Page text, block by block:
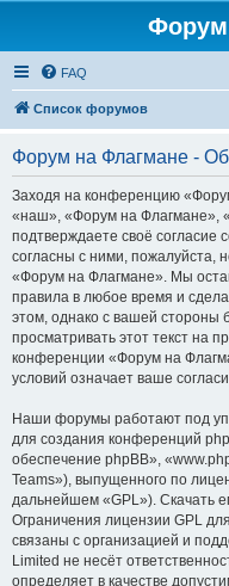
Форум
FAQ
Список форумов
Форум на Флагмане -
Заходя на конференцию
«наш», «Форум на Флагмане»,
подтверждаете своё
согласны с ними, пожалуйста,
«Форум на Флагмане». Мы
правила в любое время и
этом, однако с вашей
просматривать этот текст на
конференции «Форум на
условий означает ваше
Наши форумы работают под
для создания конференций
обеспечение phpBB»,
Teams»), выпущенного по
дальнейшем «GPL»). Скачать
Ограничения лицензии GPL
связаны с организацией и
Limited не несёт
определяет в качестве